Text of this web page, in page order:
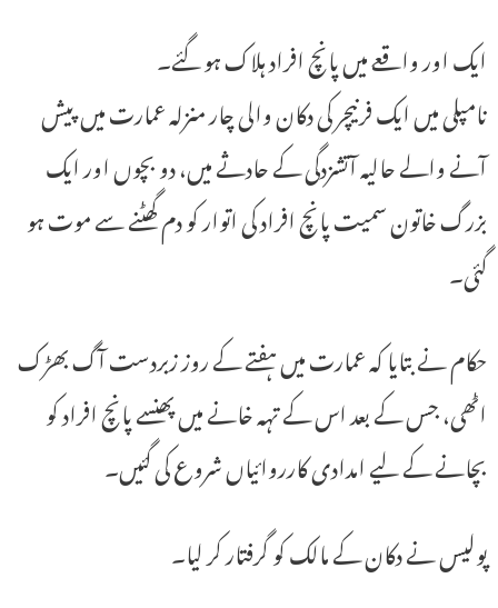
ایک اور واقعے میں پانچ افراد ہلاک ہو گئے۔
نامپلی میں ایک فرنیچر کی دکان والی چار منزلہ عمارت میں پیش
آنے والے حالیہ آتشزدگی کے حادثے میں، دو بچوں اور ایک
بزرگ خاتون سمیت پانچ افراد کی اتوار کو دم گھٹنے سے موت ہو
گئی۔
حکام نے بتایا کہ عمارت میں ہفتے کے روز زبردست آگ بھڑک
اٹھی، جس کے بعد اس کے تہہ خانے میں پھنسے پانچ افراد کو
بچانے کے لیے امدادی کارروائیاں شروع کی گئیں۔
پولیس نے دکان کے مالک کو گرفتار کر لیا۔